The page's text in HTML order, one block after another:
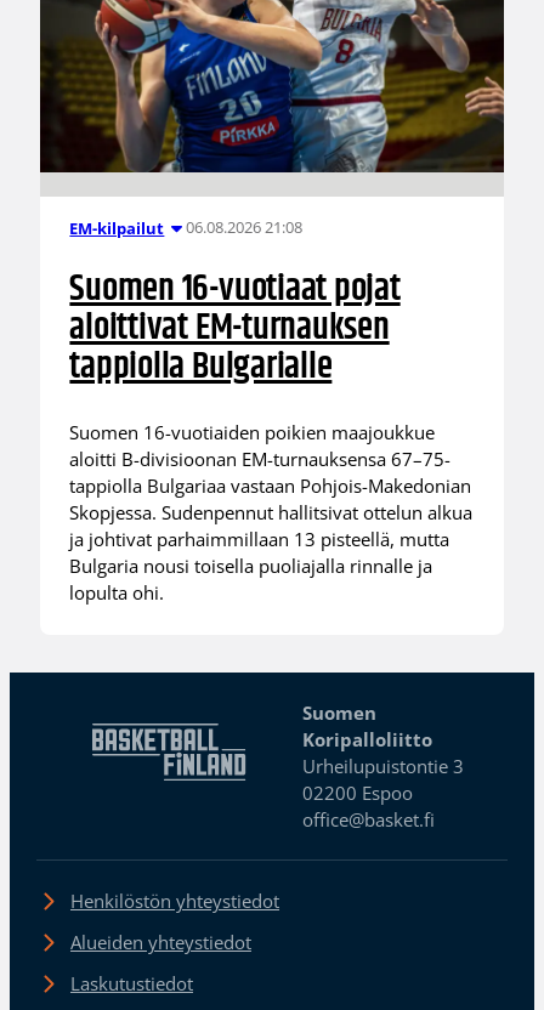
EM-kilpailut 06.08.2026 21:08
Suomen 16-vuotiaat pojat
aloittivat EM-turnauksen
tappiolla Bulgarialle
Suomen 16-vuotiaiden poikien maajoukkue
aloitti B-divisioonan EM-turnauksensa 67–75-
tappiolla Bulgariaa vastaan Pohjois-Makedonian
Skopjessa. Sudenpennut hallitsivat ottelun alkua
ja johtivat parhaimmillaan 13 pisteellä, mutta
Bulgaria nousi toisella puoliajalla rinnalle ja
lopulta ohi.
Suomen
Koripalloliitto
Urheilupuistontie 3
02200 Espoo
office@basket.fi
Henkilöstön yhteystiedot
Alueiden yhteystiedot
Laskutustiedot